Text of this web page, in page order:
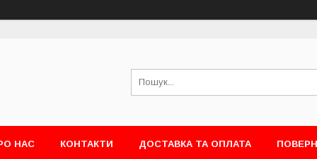
НАС КОНТАКТИ ДОСТАВКА ТА ОПЛАТА